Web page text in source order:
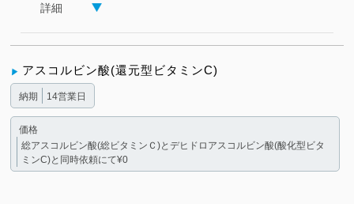
詳細
アスコルビン酸(還元型ビタミンC)
納期 14営業日
価格
総アスコルビン酸(総ビタミンＣ)とデヒドロアスコルビン酸(酸化型ビタ
ミンC)と同時依頼にて¥0